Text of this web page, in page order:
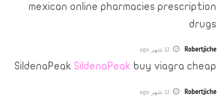
mexican online pharmacies
12 شهر ago
SildenaPeakSildenaPeakbuy
12 شهر ago